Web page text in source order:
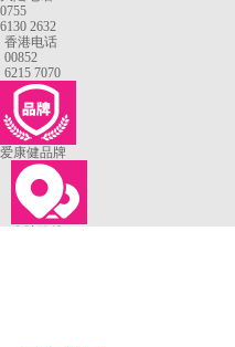
0755
6130 2632
香港电话
00852
6215 7070
爱康健品牌